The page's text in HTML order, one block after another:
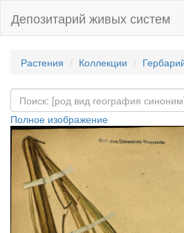
Депозитарий живых систем
Растения Коллекции
Полное изображение